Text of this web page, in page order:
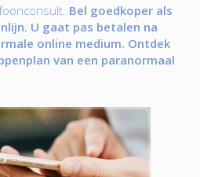
Bel goedkoper als
U gaat pas betalen na
online medium. Ontdek
van een paranormaal